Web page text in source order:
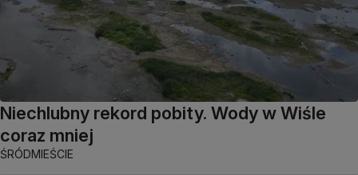
Niechlubny rekord pobity. Wody w Wiśle
coraz mniej
ŚRÓDMIEŚCIE